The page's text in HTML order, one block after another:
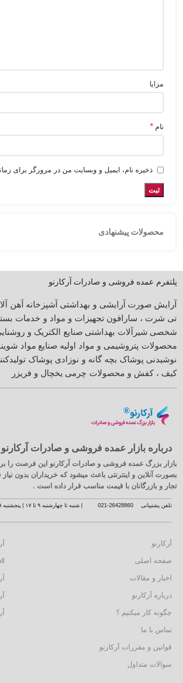
مزایا
نام *
ذخیره نام، ایمیل و وبسایت من در مرورگر برای
محصولات پیشنهادی
پلتفرم عمده فروشی و صادرات آرکارنو
آرایش صورت آرایشی و بهداشتی آشپزخانه آهن
تی شرت ، سارافون تجهیزات و مواد و خدمات
شخصی شیرآلات بهداشتی صنایع الکتریک و
محصولات پتروشیمی و مواد اولیه صنایع مواد
نوشیدنی پوشاک بچه گانه و نوزادی پوشاک
کیف ، کفش و محصولات چرمی یخچال و فریزر
درباره بازار عمده فروشی و صادرات آرکارنو
بازار بزرگ عمده فروشی و صادرات آرکارنو این فرصت را
بصورت آنلاین و اینترنتی باعث میشود که خریداران بدون
تجار و بازرگانان با قیمت مناسب قرار داده است .
تلفن پشتیبانی 26428860-021 | شنبه تا چهارشنبه ۹ تا ۱۷ | پنجشنبه ۹ تا ۱۳
آرکارنو
صفحه اصلی
اخبار و مقالات
درباره آرکارنو
چگونه کار میکنیم ؟
تماس با ما
قوانین و مقررات آرکارنو
سوالات متداول